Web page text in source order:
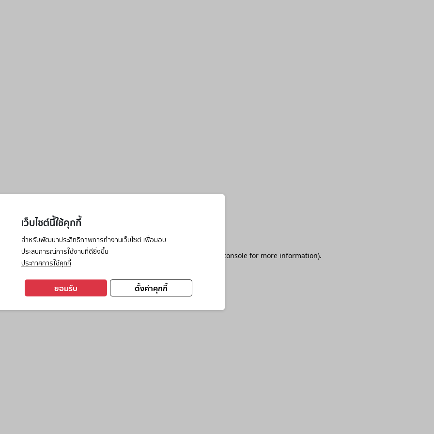
เว็บไซต์นี้ใช้คุกกี้
สำหรับพัฒนาประสิทธิภาพการทำงานเว็บไซต์ เพื่อมอบ
ประสบการณ์การใช้งานที่ดียิ่งขึ้น
ประกาศการใช้คุกกี้
ตั้งค่าคุกกี้
ยอมรับ
has occurred while loading browser console for more information).